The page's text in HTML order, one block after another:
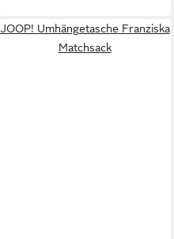
JOOP! Umhängetasche Franziska
Matchsack